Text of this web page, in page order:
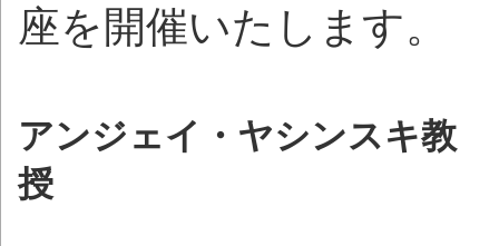
座を開催いたします。
アンジェイ・ヤシンスキ教
授